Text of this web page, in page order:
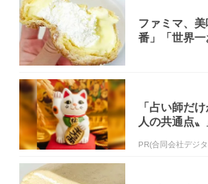
ファミマ、
番」「世界一
「占い師だ
人の共通点〟
PR(合同会社デジ